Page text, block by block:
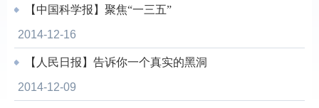
【中国科学报】聚焦“一三五”
2014-12-16
【人民日报】告诉你一个真实的黑洞
2014-12-09